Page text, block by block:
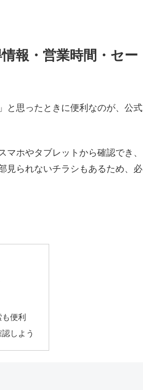
報・営業時間・セー
と思ったときに便利なのが、公式
ホやタブレットから確認でき、
見られないチラシもあるため、必
便利
しよう